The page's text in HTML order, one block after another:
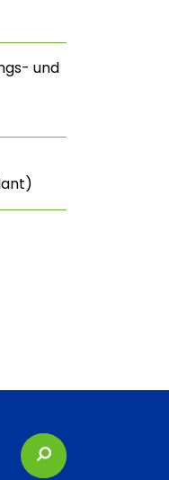
und
Suchbegriffe